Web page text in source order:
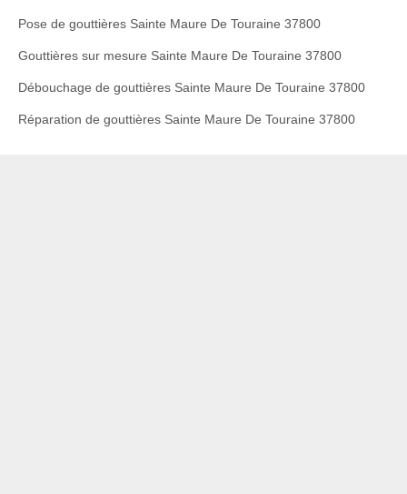
Pose de gouttières Sainte Maure De Touraine 37800
Gouttières sur mesure Sainte Maure De Touraine 37800
Débouchage de gouttières Sainte Maure De Touraine 37800
Réparation de gouttières Sainte Maure De Touraine 37800